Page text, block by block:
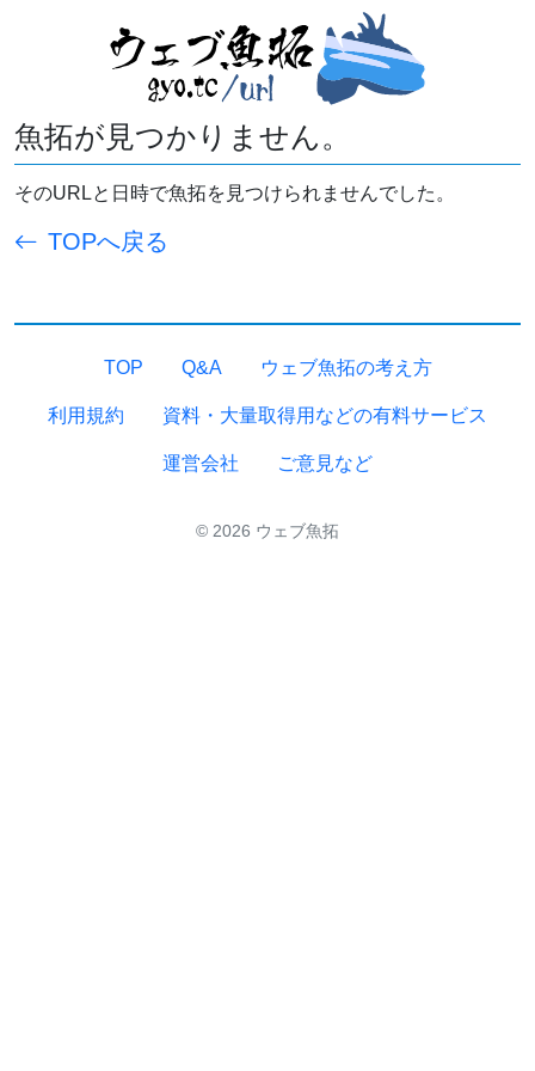
魚拓が見つかりません。
そのURLと日時で魚拓を見つけられませんでした。
TOPへ戻る
TOP Q&A ウェブ魚拓の考え方
利用規約 資料・大量取得用などの有料サービス
運営会社 ご意見など
© 2026 ウェブ魚拓